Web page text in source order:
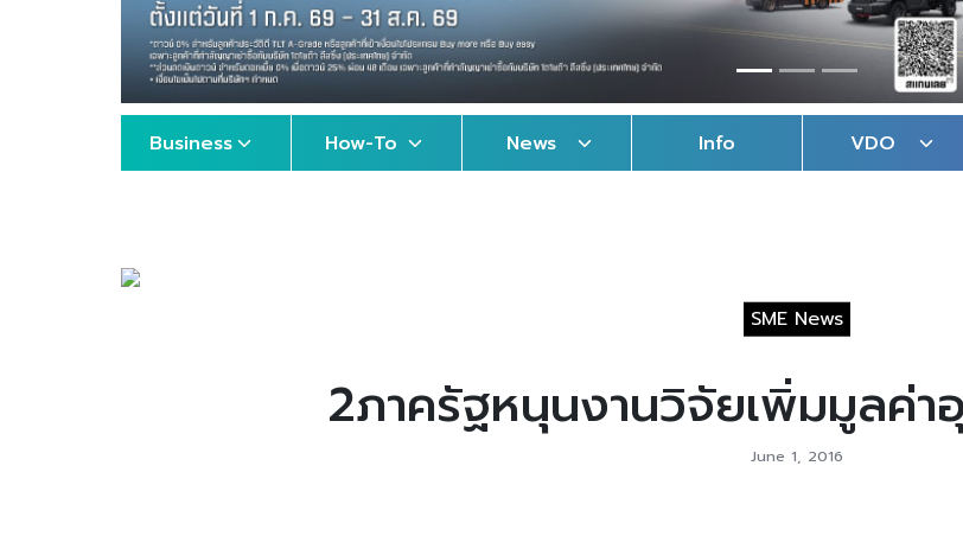
Business How-To News Info VDO
SME News
2ภาครัฐหนุนงานวิจัยเพิ่มมูลค่า
June 1, 2016